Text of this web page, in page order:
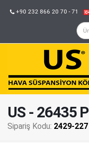
+90 232 866 20 70 - 71
US - 26435 P
Sipariş Kodu: 2429-227